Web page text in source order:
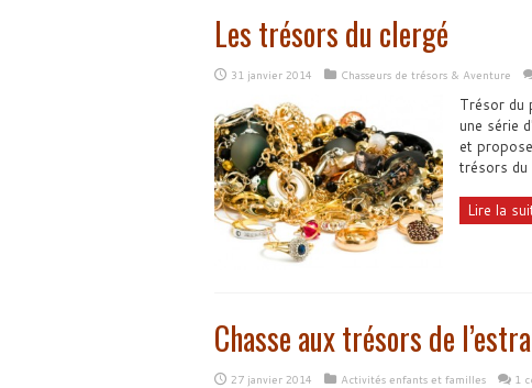
Les trésors du clergé
31 janvier 2014 Chasseurs de trésors & Aventure
Trésor du
une série
et
trésors du
Lire la
Chasse aux trésors de
27 janvier 2014 Activités enfants et familles 1